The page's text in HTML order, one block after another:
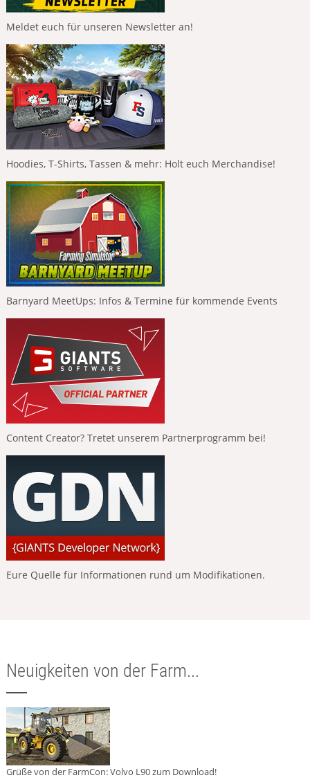
Meldet euch für unseren Newsletter an!
Hoodies, T-Shirts, Tassen & mehr: Holt euch Merchandise!
Barnyard MeetUps: Infos & Termine für kommende Events
Content Creator? Tretet unserem Partnerprogramm bei!
Eure Quelle für Informationen rund um Modifikationen.
Neuigkeiten von der Farm...
Grüße von der FarmCon: Volvo L90 zum Download!